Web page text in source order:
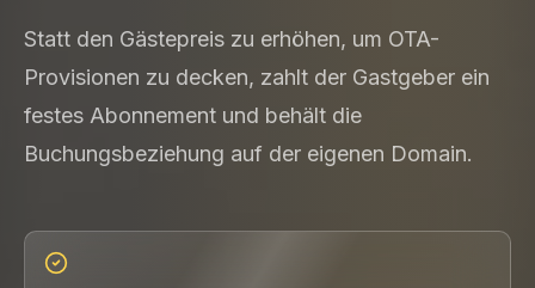
Statt den Gästepreis zu erhöhen, um OTA-
Provisionen zu decken, zahlt der Gastgeber ein
festes Abonnement und behält die
Buchungsbeziehung auf der eigenen Domain.